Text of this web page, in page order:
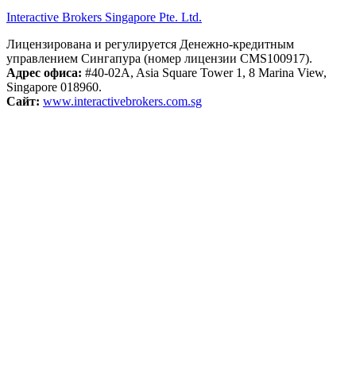
Interactive Brokers Singapore Pte. Ltd.
Лицензирована и регулируется Денежно-кредитным
управлением Сингапура (номер лицензии CMS100917).
Адрес офиса: #40-02A, Asia Square Tower 1, 8 Marina View,
Singapore 018960.
Сайт: www.interactivebrokers.com.sg